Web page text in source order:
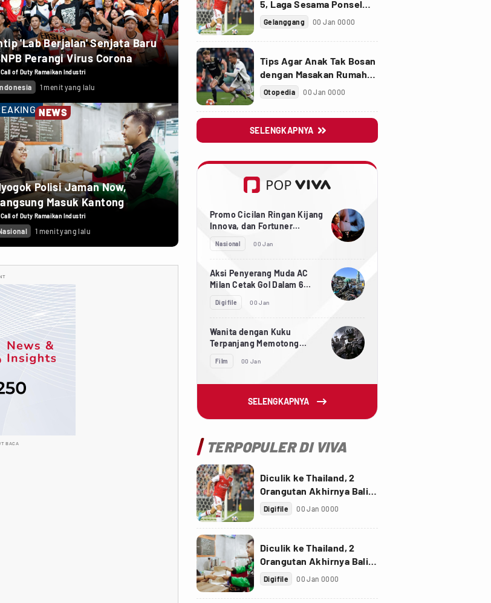
'Lab Berjalan' Senjata Baru
Perangi Virus Corona
Call of Duty Ramaikan Industri
1 menit yang lalu
NEWS
Polisi Jaman Now,
Masuk Kantong
Call of Duty Ramaikan Industri
1 menit yang lalu
BACA
5, Laga Sesama Ponsel
Sultan
Gelanggang 00 Jan 0000
Tips Agar Anak Tak Bosan
dengan Masakan Rumah
saat Pandemi
Otopedia 00 Jan 0000
SELENGKAPNYA 
Promo Cicilan Ringan Kijang
Innova, dan Fortuner
Setelah Diskon PPnBM
Nasional 00 Jan
Aksi Penyerang Muda AC
Milan Cetak Gol Dalam 6
Detik
Digifile 00 Jan
Wanita dengan Kuku
Terpanjang Memotong
Film 00 Jan
SELENGKAPNYA
TERPOPULER DI VIVA
Diculik ke Thailand, 2
Orangutan Akhirnya Balik
ke Indonesia
Digifile 00 Jan 0000
Diculik ke Thailand, 2
Orangutan Akhirnya Balik
ke Indonesia
Digifile 00 Jan 0000